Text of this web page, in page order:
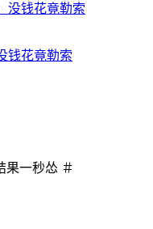
钱花竟勒索
果一秒怂 ＃